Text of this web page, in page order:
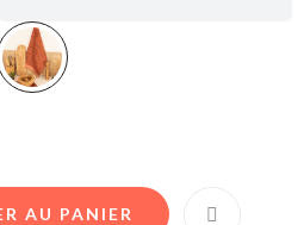
AU PANIER